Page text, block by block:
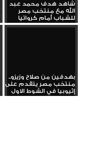
شاهد هدف محمد عبد
الله مع منتخب مصر
للشباب أمام كرواتيا
بهدفين من صلاح وزيزو..
منتخب مصر يتقدم على
إثيوبيا في الشوط الاول